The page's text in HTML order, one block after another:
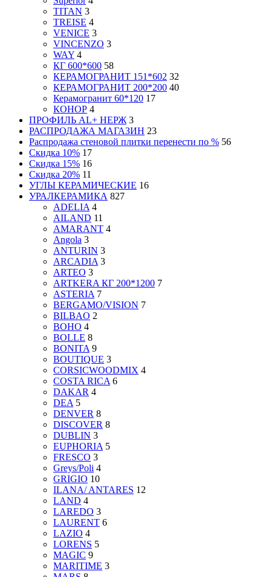
TITAN 3
TREISE 4
VENICE 3
VINCENZO 3
WAY 4
КГ 600*600 58
КЕРАМОГРАНИТ 151*602 32
КЕРАМОГРАНИТ 200*200 40
Керамогранит 60*120 17
КОНОР 4
ПРОФИЛЬ AL+ НЕРЖ 3
РАСПРОДАЖА МАГАЗИН 23
Распродажа стеновой плитки перенести по % 56
Скидка 10% 17
Скидка 15% 16
Скидка 20% 11
УГЛЫ КЕРАМИЧЕСКИЕ 16
УРАЛКЕРАМИКА 827
ADELIA 4
AILAND 11
AMARANT 4
Angola 3
ANTURIN 3
ARCADIA 3
ARTEO 3
ARTKERA КГ 200*1200 7
ASTERIA 7
BERGAMO/VISION 7
BILBAO 2
BOHO 4
BOLLE 8
BONITA 9
BOUTIQUE 3
CORSICWOODMIX 4
COSTA RICA 6
DAKAR 4
DEA 5
DENVER 8
DISCOVER 8
DUBLIN 3
EUPHORIA 5
FRESCO 3
Greys/Poli 4
GRIGIO 10
ILANA/ ANTARES 12
LAND 4
LAREDO 3
LAURENT 6
LAZIO 4
LORENS 5
MAGIC 9
MARITIME 3